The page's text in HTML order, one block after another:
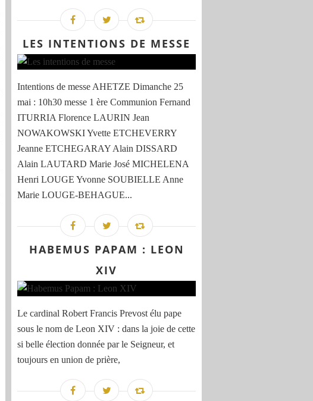
LES INTENTIONS DE MESSE
Intentions de messe AHETZE Dimanche 25
mai : 10h30 messe 1 ère Communion Fernand
ITURRIA Florence LAURIN Jean
NOWAKOWSKI Yvette ETCHEVERRY
Jeanne ETCHEGARAY Alain DISSARD
Alain LAUTARD Marie José MICHELENA
Henri LOUGE Yvonne SOUBIELLE Anne
Marie LOUGE-BEHAGUE...
HABEMUS PAPAM : LEON
XIV
Le cardinal Robert Francis Prevost élu pape
sous le nom de Leon XIV : dans la joie de cette
si belle élection donnée par le Seigneur, et
toujours en union de prière,